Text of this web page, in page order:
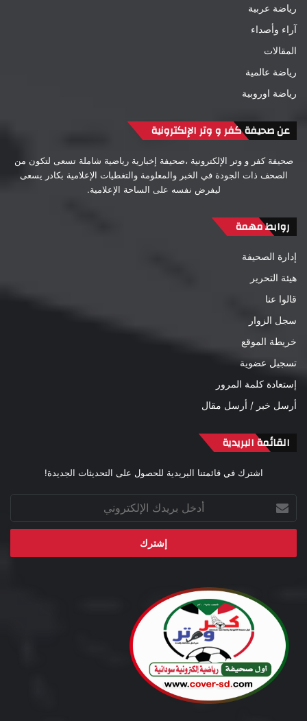
رياضة عربية
آراء وأصداء
المقالات
رياضة عالمية
رياضة اوروبية
عن صحيفة كفر و وتر الإلكترونية
صحيفة كفر و وتر الإلكترونية ،صحيفة إخبارية رياضية شاملة تسعى لتكون من
الصحف ذات الجودة في الخبر والمعلومة والتغطيات الإعلامية بكادر يسعى
ليفرض نفسه على الساحة الإعلامية.
روابط مهمة
إدارة الصحيفة
هيئة التحرير
قالوا عنا
سجل الزوار
خريطة الموقع
تسجيل عضوية
إستعادة كلمة المرور
أرسل خبر / أرسل مقال
القائمة البريدية
اشترك في قائمتنا البريدية للحصول على التحديثات الجديدة!
بريدك
الإلكتروني